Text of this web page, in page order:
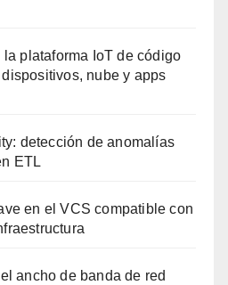
plataforma IoT de código
nube y apps
detección de anomalías
ETL
en el VCS compatible con
ancho de banda de red